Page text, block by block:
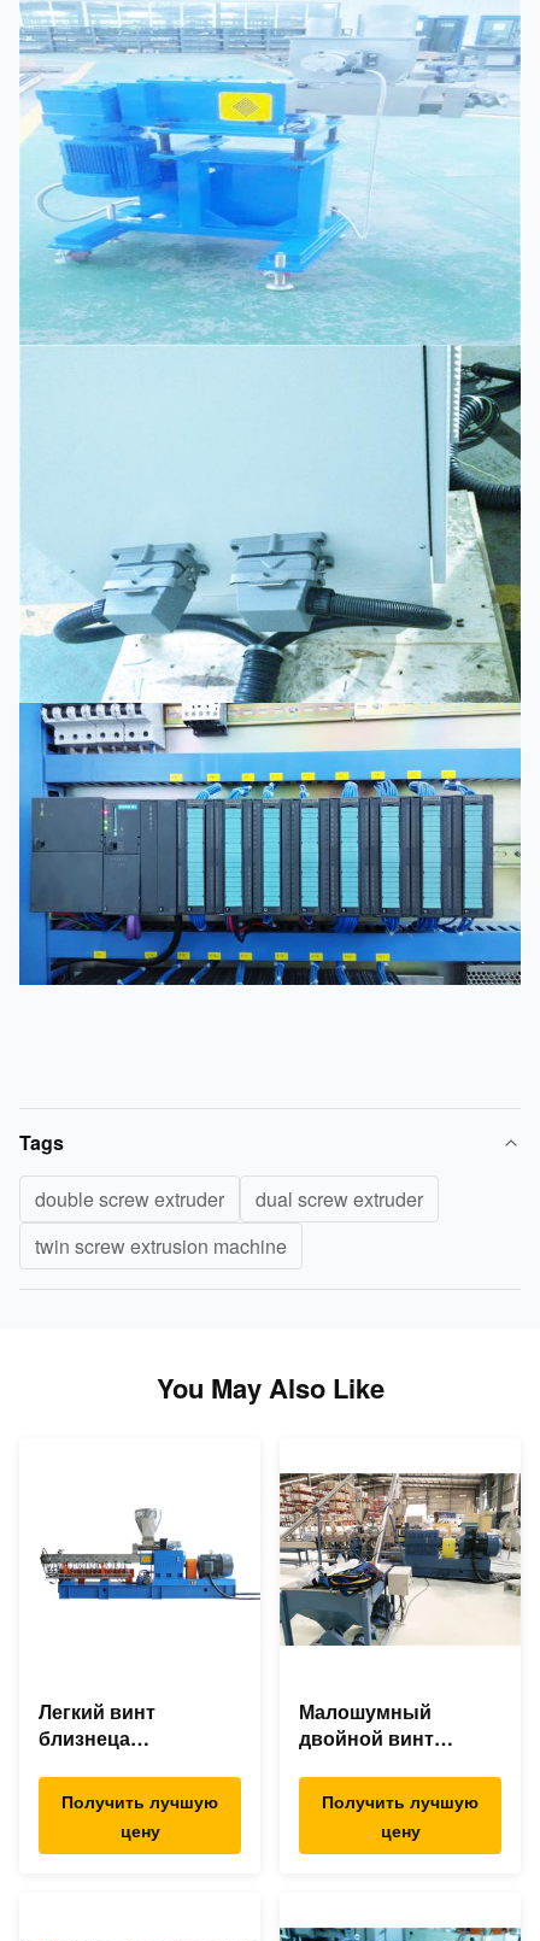
Tags
double screw extruder
dual screw extruder
twin screw extrusion machine
You May Also Like
Легкий винт
близнеца
смешивая
штрангпресс для
АБС ПК ПА ПС ПЭ
Получить лучшую
цену
Малошумный
двойной винт
штрангпресс,
машину штранг-
прессования ПП/ПЭ
Получить лучшую
цену